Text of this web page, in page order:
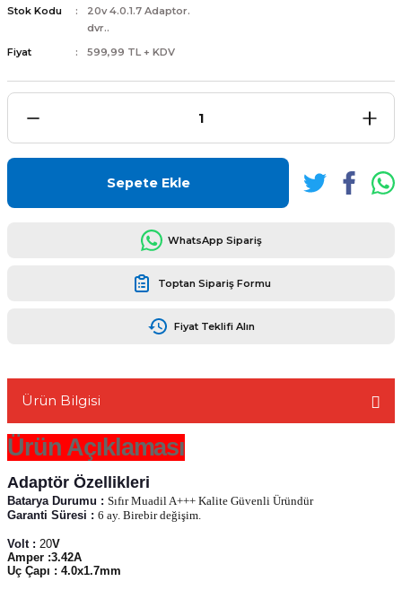
Stok Kodu
20v 4.0.1.7 Adaptor.
dvr..
Fiyat
599,99 TL + KDV
Sepete Ekle
WhatsApp Sipariş
Toptan Sipariş Formu
Fiyat Teklifi Alın
Ürün Bilgisi
Ürün Açıklaması
Adaptör Özellikleri
Batarya Durumu : Sıfır Muadil A+++ Kalite Güvenli Üründür
Garanti Süresi : 6 ay. Birebir değişim.
Volt : 20V
Amper :3.42A
Uç Çapı : 4.0x1.7mm